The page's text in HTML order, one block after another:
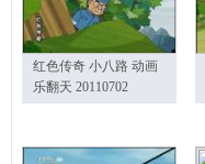
红色传奇 小八路 动画
乐翻天 20110702